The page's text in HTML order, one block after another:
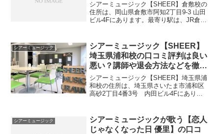
シアーミュージック【SHEER】倉敷校の
住所は、岡山県倉敷市阿知2丁目9-3 山田
ビル4Fにあります。最寄り駅は、JR倉敷
JR倉敷駅南口徒歩3分住所〒710-005...
シアーミュージック
シアーミュージック【SHEER】
埼玉県浦和校の口コミ評判は良い
悪い？講師や退会方法などを徹底
調査しました
シアーミュージック【SHEER】埼玉県浦
和校の住所は、埼玉県さいたま市浦和区
高砂2丁目4番3号 内田ビル4Fにありま
【SHEER】埼玉県浦和校のアクセス方
法・料金・講師...
シアーミュージック
シアーミュージックが歌う【恋人
じゃなくなった日 優里】の口コ